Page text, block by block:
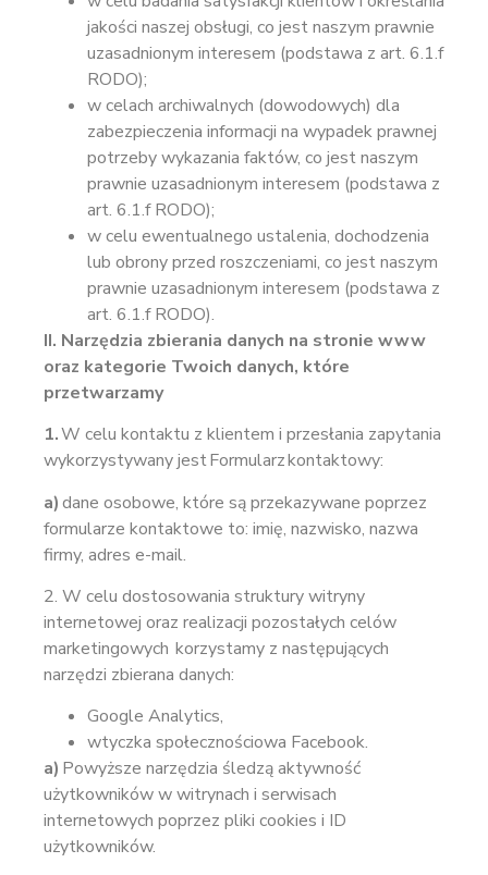
jakości naszej obsługi, co jest naszym prawnie
uzasadnionym interesem (podstawa z art. 6.1.f
RODO);
w celach archiwalnych (dowodowych) dla
zabezpieczenia informacji na wypadek prawnej
potrzeby wykazania faktów, co jest naszym
prawnie uzasadnionym interesem (podstawa z
art. 6.1.f RODO);
w celu ewentualnego ustalenia, dochodzenia
lub obrony przed roszczeniami, co jest naszym
prawnie uzasadnionym interesem (podstawa z
art. 6.1.f RODO).
II. Narzędzia zbierania danych na stronie www
oraz kategorie Twoich danych, które
przetwarzamy
1.W celu kontaktu z klientem i przesłania zapytania
wykorzystywany jest Formularz kontaktowy:
a)dane osobowe, które są przekazywane poprzez
formularze kontaktowe to: imię, nazwisko, nazwa
firmy, adres e-mail.
2. W celu dostosowania struktury witryny
internetowej oraz realizacji pozostałych celów
marketingowych korzystamy z następujących
narzędzi zbierana danych:
Google Analytics,
wtyczka społecznościowa Facebook.
a) Powyższe narzędzia śledzą aktywność
użytkowników w witrynach i serwisach
internetowych poprzez pliki cookies i ID
użytkowników.